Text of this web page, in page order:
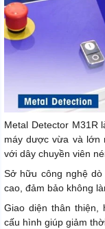
Metal Detector M31R
máy dược vừa và lớn
với dây chuyền viên
Sở hữu công nghệ
cao, đảm bảo không
Giao diện thân thiện,
cấu hình giúp giảm